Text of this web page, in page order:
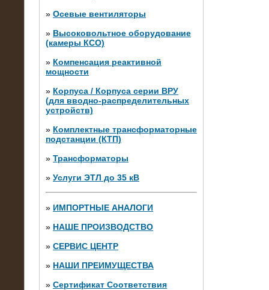
» Осевые вентиляторы
» Высоковольтное оборудование
(камеры КСО)
» Компенсация реактивной
мощности
» Корпуса / Корпуса серии ВРУ
(для вводно-распределительных
устройств)
» Комплектные трансформаторные
подстанции (КТП)
» Трансформаторы
» Услуги ЭТЛ до 35 кВ
» ИМПОРТНЫЕ АНАЛОГИ
» НАШЕ ПРОИЗВОДСТВО
» СЕРВИС ЦЕНТР
» НАШИ ПРЕИМУЩЕСТВА
» Сертификат Соответствия
28.02.2015
Нагрузочные модули 700 кВт (4
штуки)